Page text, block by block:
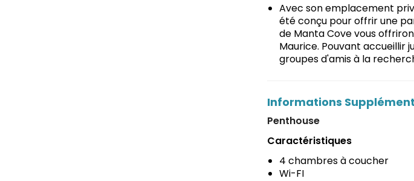
Avec son emplacement
été conçu pour offrir une
de Manta Cove vous
Maurice. Pouvant accueillir
groupes d'amis à la
Informations
Penthouse
Caractéristiques
4 chambres à coucher
Wi-FI